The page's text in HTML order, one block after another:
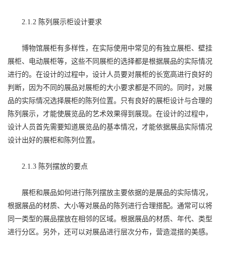
2.1.2 陈列展示柜设计要求
博物馆展柜有多样性，在实际使用中常见的有独立展柜、壁挂
展柜、电动展柜等，这些不同展柜的选择都是根据展品的实际情况
进行的。在设计的过程中，设计人员要对展柜的长宽高进行良好的
判断，因为不同的展品对展柜的大小要求都是不同的。同时，对展
品的实际情况选择展柜的陈列位置。只有良好的展柜设计与合理的
陈列展示，才能使展览品的艺术效果得到展现。在设计的过程中，
设计人员首先需要知道展览品的基本情况，才能依据展品实际情况
设计出好的展柜和陈列位置。
2.1.3 陈列摆放的要点
展柜和展品如何进行陈列摆放主要依据的是展品的实际情况，
根据展品的材质、大小等对展品的陈列进行合理搭配。通常可以将
同一类型的展品摆放在相邻的区域。根据展品的材质、年代、类型
进行分区。另外，还可以对展品进行层次分布，营造混搭的美感。